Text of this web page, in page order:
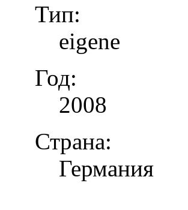
Тип:
eigene
Год:
2008
Страна:
Германия